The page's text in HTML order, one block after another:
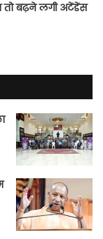
तो बढ़ने लगी अटेंडेंस